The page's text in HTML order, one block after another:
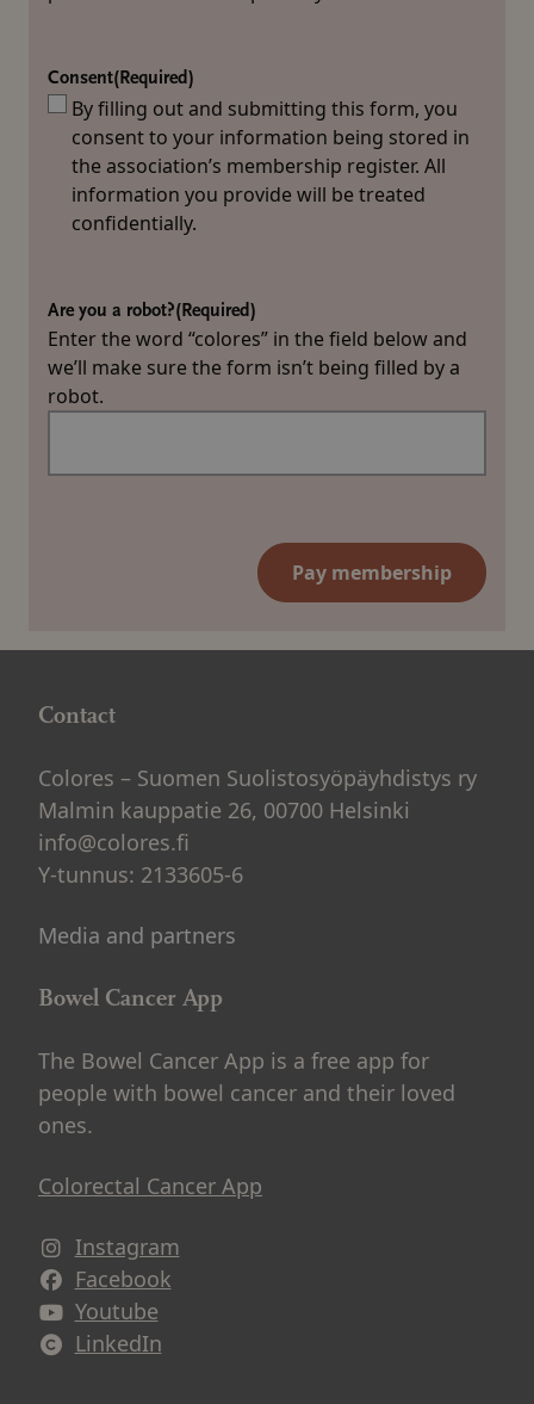
Consent(Required)
By filling out and submitting this form, you
consent to your information being stored in
the association’s membership register. All
information you provide will be treated
confidentially.
Are you a robot?(Required)
Enter the word “colores” in the field below and
we’ll make sure the form isn’t being filled by a
robot.
Contact
Colores – Suomen Suolistosyöpäyhdistys ry
Malmin kauppatie 26, 00700 Helsinki
info@colores.fi
Y-tunnus: 2133605-6
Media and partners
Bowel Cancer App
The Bowel Cancer App is a free app for
people with bowel cancer and their loved
ones.
Colorectal Cancer App
Instagram
Avautuu uuteen ikkunaan
Facebook
Avautuu uuteen ikkunaan
Youtube
Avautuu uuteen ikkunaan
LinkedIn
Avautuu uuteen ikkunaan